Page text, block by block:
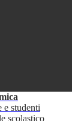
e studenti
scolastico